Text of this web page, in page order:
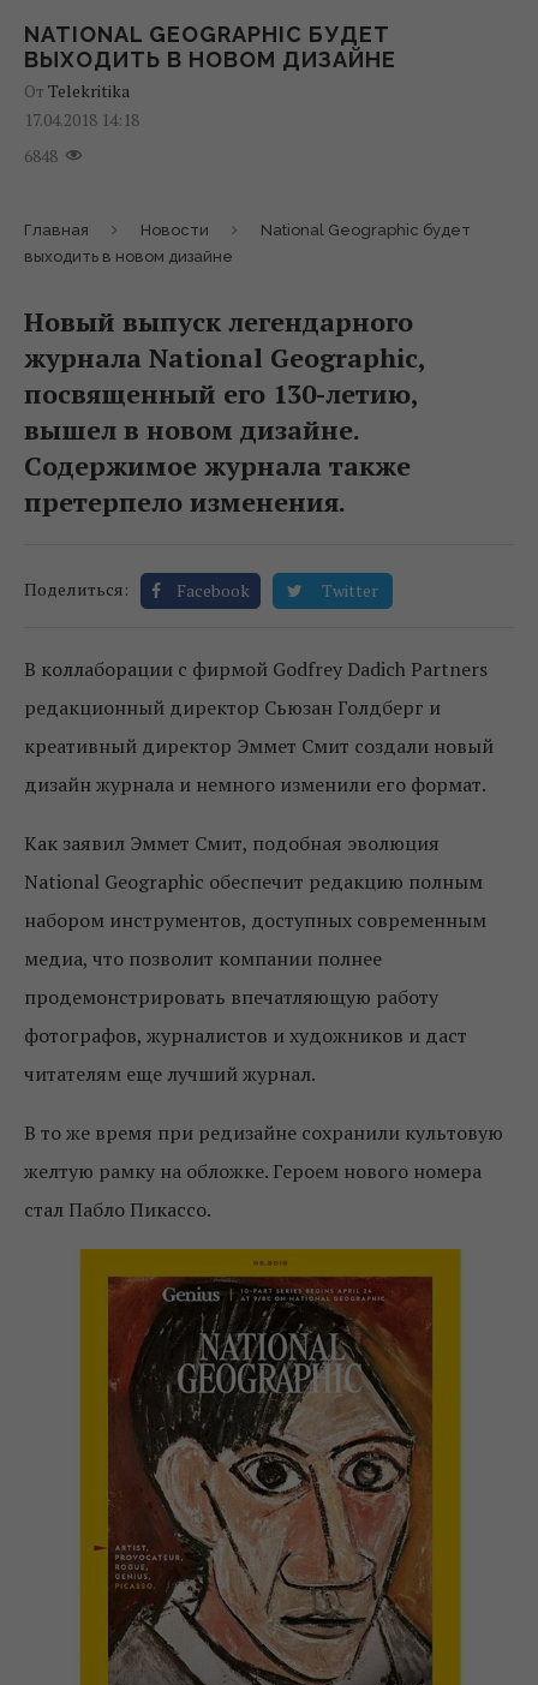
NATIONAL GEOGRAPHIC БУДЕТ
ВЫХОДИТЬ В НОВОМ ДИЗАЙНЕ
От Telekritika
17.04.2018 14:18
6848
Главная Новости
National Geographic будет
выходить в новом дизайне
Новый выпуск легендарного
журнала National Geographic,
посвященный его 130-летию,
вышел в новом дизайне.
Содержимое журнала также
претерпело изменения.
Поделиться: Facebook Twitter
В коллаборации с фирмой Godfrey Dadich Partners
редакционный директор Сьюзан Голдберг и
креативный директор Эммет Смит создали новый
дизайн журнала и немного изменили его формат.
Как заявил Эммет Смит, подобная эволюция
National Geographic обеспечит редакцию полным
набором инструментов, доступных современным
медиа, что позволит компании полнее
продемонстрировать впечатляющую работу
фотографов, журналистов и художников и даст
читателям еще лучший журнал.
В то же время при редизайне сохранили культовую
желтую рамку на обложке. Героем нового номера
стал Пабло Пикассо.